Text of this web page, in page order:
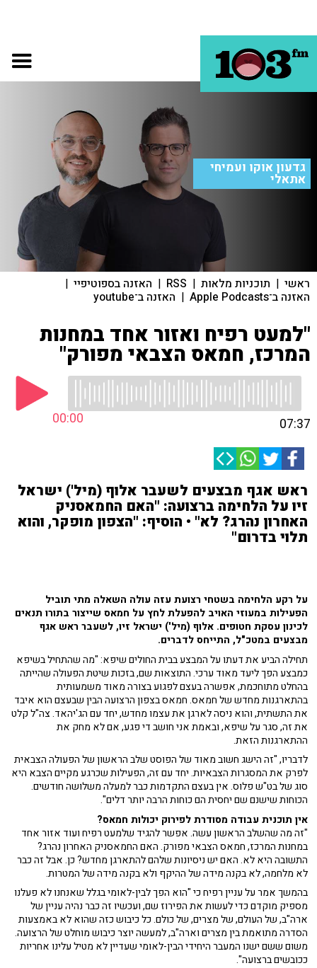
גדעון אוקו ועמיחי
אתאלי
ראשי | תוכניות מלאות |
RSS
| האזנה בספוטיפיי |
האזנה ב־Apple Podcasts | האזנה ב־youtube
"למעט רפיח ואזור אחד במחנות
המרכז, חמאס הצבאי מפורק"
00:00 07:37
ראש אגף מבצעים לשעבר אלוף (מיל') ישראל
זיו על הלחימה ברצועה: "האם החמאסניק
האחרון נהרג? לא" • הוסיף: "הצפון מופקר, והוא
תלוי בדרום"
על רקע הלחימה בשטחי רצועת עזה עולה השאלה מתי תוביל
הפעילות במעוזי האויב להפעלת לחץ על חמאס שייצור בתורו תנאים
לכינון עסקת חטופים. אלוף (מיל') ישראל זיו, לשעבר ראש אגף
מבצעים במטכ"ל, התייחס לדברים.
תחילה הביע את דעתו על המבצע בבית החולים שיפא: "מה שהתחיל בשיפא
כמבצע הפך ליעד מאוד ערכי. התוצאות שם, בזכות שיטת הפעולה שהייתה
בהחלט מתוחכמת, אפשרה בעצם לפגוע בצורה מאוד משמעותית
בהתארגנות מחדש של חמאס. חמאס בצפון הרצועה הבין שבעצם הוא איבד
את התשתית, והוא ניסה לארגן את עצמו מחדש, יחד עם הג'יהאד. צה"ל קלט
את זה, סגר על שיפא, ובאמת אני חושב די פגע, אם לא מחק את
ההתארגנות הזאת.
לדבריו, "זה הישג חשוב מאוד של הפוסט שלב הראשון של הפעולה הצבאית
לפרק את המסגרות הצבאיות. יחד עם זה, הפעילות שכרגע מקיים הצבא היא
סוג של בט"ש פלוס. אין בעצם התקדמות כבר למעלה משלושה חודשים.
הכוחות שישנם שם יחסית הם כוחות הרבה יותר דלים".
אין תוכנית עבודה מסודרת לפירוק יכולות חמאס?
"זה מה שהשלב הראשון עשה. אפשר להגיד שלמעט רפיח ועוד אזור אחד
במחנות המרכז, חמאס הצבאי מפורק. האם החמאסניק האחרון נהרג?
התשובה היא לא. האם יש ניסיונות שלהם להתארגן מחדש? כן. אבל זה כבר
לא מלחמה, לא בקנה מידה של ההיקף ולא בקנה מידה של המטרות.
בהמשך אמר על עניין רפיח כי "הוא הפך לבין-לאומי בגלל שאנחנו לא פעלנו
מספיק מוקדם כדי לעשות את הפירוז שם, ועכשיו זה כבר נהיה עניין של
ארה"ב, של העולם, של מצרים, של כולם. כל כיבוש כזה שהוא לא באמצעות
הסדרה מתואמת בין מצרים וארה"ב, למעשה יוצר כיבוש מוחלט של הרצועה.
משום ששם ישנו המעבר היחידי הבין-לאומי שעדיין לא מטיל עלינו אחריות
ככובשים ברצועה".